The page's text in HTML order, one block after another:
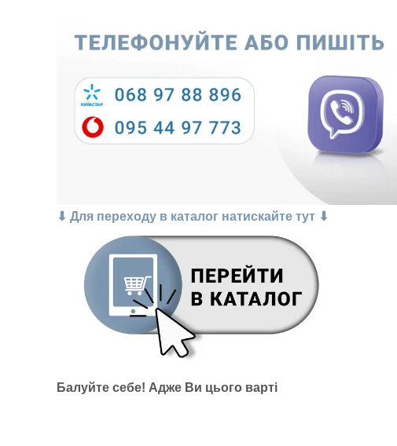
⬇ Для переходу в каталог натискайте тут ⬇
Балуйте себе! Адже Ви цього варті